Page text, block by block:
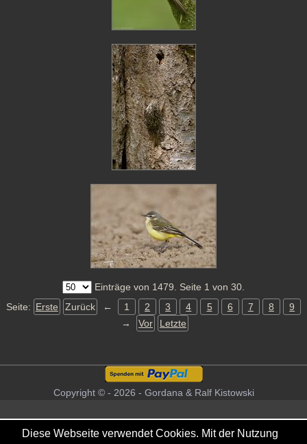
Einträge von 1479. Seite 1 von 30.
Seite: Erste Zurück ← 1 2 3 4 5 6 7 8
9
→
Vor Letzte
Copyright © - 2026 - Gordana & Ralf Kistowski
Diese Webseite verwendet Cookies. Mit der Nutzung